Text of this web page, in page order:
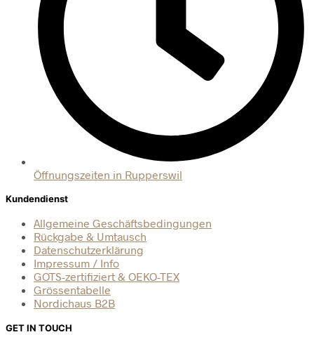
Öffnungszeiten in Rupperswil
Kundendienst
Allgemeine Geschäftsbedingungen
Rückgabe & Umtausch
Datenschutzerklärung
Impressum / Info
GOTS-zertifiziert & OEKO-TEX
Grössentabelle
Nordichaus B2B
GET IN TOUCH